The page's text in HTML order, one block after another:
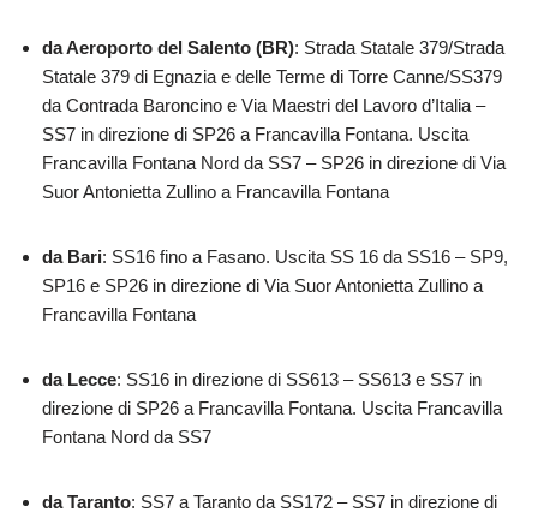
da Aeroporto del Salento (BR): Strada Statale 379/Strada
Statale 379 di Egnazia e delle Terme di Torre Canne/SS379
da Contrada Baroncino e Via Maestri del Lavoro d’Italia –
SS7 in direzione di SP26 a Francavilla Fontana. Uscita
Francavilla Fontana Nord da SS7 – SP26 in direzione di Via
Suor Antonietta Zullino a Francavilla Fontana
da Bari: SS16 fino a Fasano. Uscita SS 16 da SS16 – SP9,
SP16 e SP26 in direzione di Via Suor Antonietta Zullino a
Francavilla Fontana
da Lecce: SS16 in direzione di SS613 – SS613 e SS7 in
direzione di SP26 a Francavilla Fontana. Uscita Francavilla
Fontana Nord da SS7
da Taranto: SS7 a Taranto da SS172 – SS7 in direzione di